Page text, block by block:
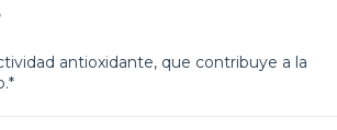
antioxidante, que contribuye a la